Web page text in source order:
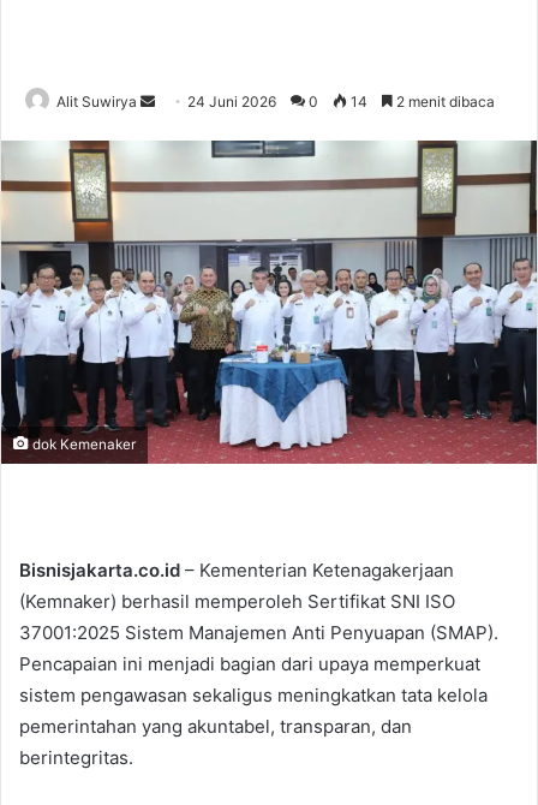
Alit Suwirya
d
n
e
m
a
i
24 Juni 2026 0 14 2 menit dibaca
dok Kemenaker
Bisnisjakarta.co.id – Kementerian Ketenagakerjaan
(Kemnaker) berhasil memperoleh Sertifikat SNI ISO
37001:2025 Sistem Manajemen Anti Penyuapan (SMAP).
Pencapaian ini menjadi bagian dari upaya memperkuat
sistem pengawasan sekaligus meningkatkan tata kelola
pemerintahan yang akuntabel, transparan, dan
berintegritas.